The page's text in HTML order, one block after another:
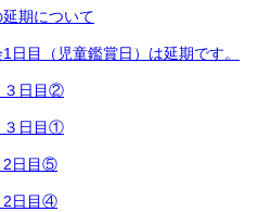
期について
日目（児童鑑賞日）は延期です。
３日目②
３日目①
2日目⑤
2日目④